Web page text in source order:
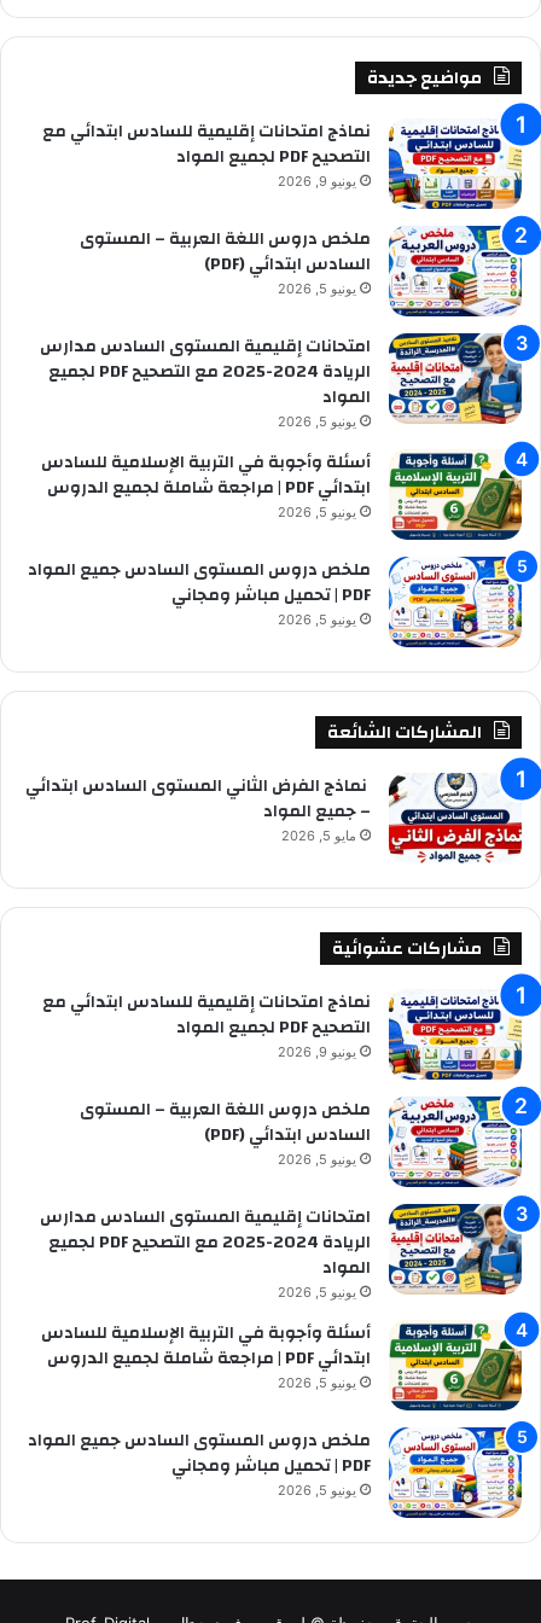
:
مواضيع جديدة
نماذج امتحانات إقليمية للسادس ابتدائي مع
التصحيح PDF لجميع المواد
يونيو 9, 2026
ملخص دروس اللغة العربية – المستوى
السادس ابتدائي (PDF)
يونيو 5, 2026
امتحانات إقليمية المستوى السادس مدارس
الريادة 2024-2025 مع التصحيح PDF لجميع
المواد
يونيو 5, 2026
أسئلة وأجوبة في التربية الإسلامية للسادس
ابتدائي PDF | مراجعة شاملة لجميع الدروس
يونيو 5, 2026
ملخص دروس المستوى السادس جميع المواد
PDF | تحميل مباشر ومجاني
يونيو 5, 2026
المشاركات الشائعة
نماذج الفرض الثاني المستوى السادس ابتدائي
– جميع المواد
مايو 5, 2026
مشاركات عشوائية
نماذج امتحانات إقليمية للسادس ابتدائي مع
التصحيح PDF لجميع المواد
يونيو 9, 2026
ملخص دروس اللغة العربية – المستوى
السادس ابتدائي (PDF)
يونيو 5, 2026
امتحانات إقليمية المستوى السادس مدارس
الريادة 2024-2025 مع التصحيح PDF لجميع
المواد
يونيو 5, 2026
أسئلة وأجوبة في التربية الإسلامية للسادس
ابتدائي PDF | مراجعة شاملة لجميع الدروس
يونيو 5, 2026
ملخص دروس المستوى السادس جميع المواد
PDF | تحميل مباشر ومجاني
يونيو 5, 2026